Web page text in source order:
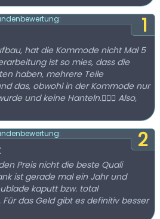
1
hat die Kommode nicht Mal 5
ist so mies, dass die
haben, mehrere Teile
das, obwohl in der Kommode nur
und keine Hanteln.🤦🏻‍♀️ Also,
2
Preis nicht die beste Quali
ist gerade mal ein Jahr und
kaputt bzw. total
das Geld gibt es definitiv besser